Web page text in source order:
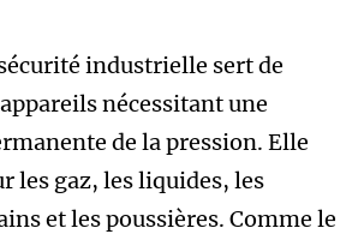
industrielle sert de
nécessitant une
de la pression. Elle
les gaz, les liquides, les
et les poussières. Comme le